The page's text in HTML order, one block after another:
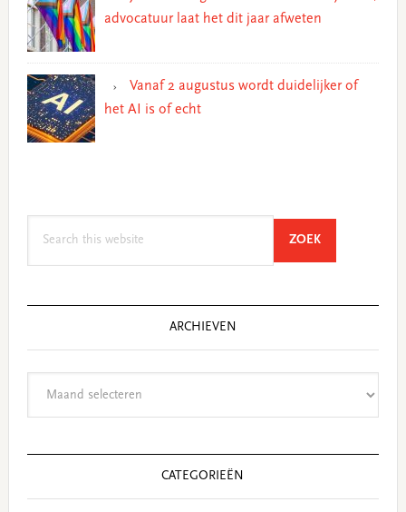
advocatuur laat het dit jaar afweten
Vanaf 2 augustus wordt duidelijker of
het AI is of echt
ZOEKSEARCH
ARCHIEVEN
CATEGORIEËN